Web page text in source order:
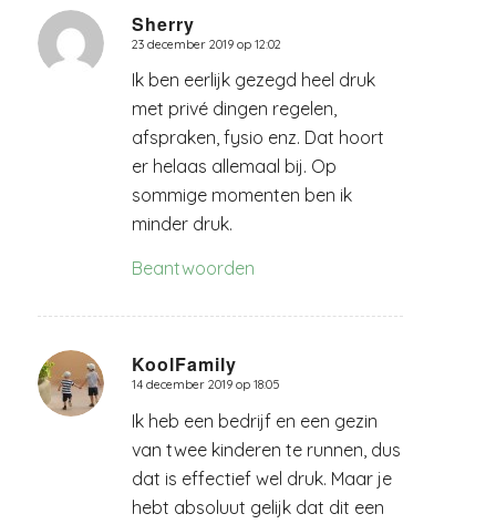
Sherry
zegt:
23 december 2019 op 12:02
Ik ben eerlijk gezegd heel druk
met privé dingen regelen,
afspraken, fysio enz. Dat hoort
er helaas allemaal bij. Op
sommige momenten ben ik
minder druk.
Beantwoorden
KoolFamily
zegt:
14 december 2019 op 18:05
Ik heb een bedrijf en een gezin
van twee kinderen te runnen, dus
dat is effectief wel druk. Maar je
hebt absoluut gelijk dat dit een